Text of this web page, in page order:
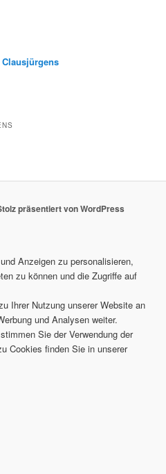
präsentiert von WordPress
Anzeigen zu personalisieren,
zu können und die Zugriffe auf
Ihrer Nutzung unserer Website an
und Analysen weiter.
Sie der Verwendung der
Cookies finden Sie in unserer